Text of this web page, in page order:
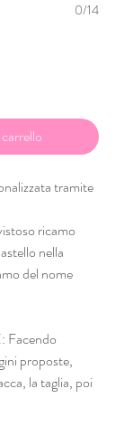
0/14
tramite
ricamo
nella
del nome
proposte,
la taglia, poi